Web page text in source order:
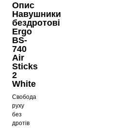
Опис
Навушники
бездротові
Ergo
BS-
740
Air
Sticks
2
White
Свобода
руху
без
дротів